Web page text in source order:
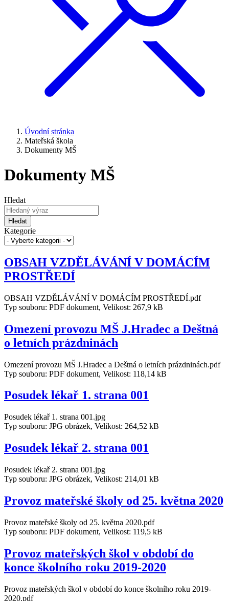
Úvodní stránka
Mateřská škola
Dokumenty MŠ
Dokumenty MŠ
Hledat
Hledat
Kategorie
OBSAH VZDĚLÁVÁNÍ V DOMÁCÍM
PROSTŘEDÍ
OBSAH VZDĚLÁVÁNÍ V DOMÁCÍM PROSTŘEDÍ.pdf
Typ souboru: PDF dokument, Velikost: 267,9 kB
Omezení provozu MŠ J.Hradec a Deštná
o letních prázdninách
Omezení provozu MŠ J.Hradec a Deštná o letních prázdninách.pdf
Typ souboru: PDF dokument, Velikost: 118,14 kB
Posudek lékař 1. strana 001
Posudek lékař 1. strana 001.jpg
Typ souboru: JPG obrázek, Velikost: 264,52 kB
Posudek lékař 2. strana 001
Posudek lékař 2. strana 001.jpg
Typ souboru: JPG obrázek, Velikost: 214,01 kB
Provoz mateřské školy od 25. května 2020
Provoz mateřské školy od 25. května 2020.pdf
Typ souboru: PDF dokument, Velikost: 119,5 kB
Provoz mateřských škol v období do
konce školního roku 2019-2020
Provoz mateřských škol v období do konce školního roku 2019-
2020.pdf